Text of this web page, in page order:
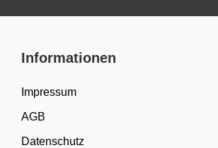
Informationen
Impressum
AGB
Datenschutz